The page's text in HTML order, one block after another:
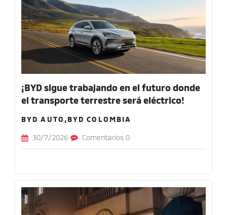
¡BYD sigue trabajando en el futuro donde
el transporte terrestre será eléctrico!
BYD AUTO,BYD COLOMBIA
30/7/2026 Comentarios 0